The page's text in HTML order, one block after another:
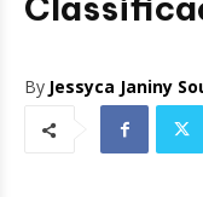
By Jessyca Janiny